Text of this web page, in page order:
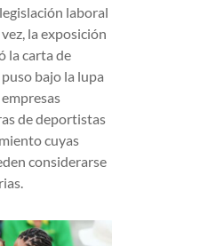
laboral
la exposición
la carta de
bajo la lupa
de deportistas
cuyas
considerarse